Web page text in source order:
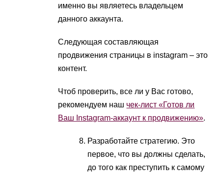
именно вы являетесь владельцем
данного аккаунта.
Следующая составляющая
продвижения страницы в instagram – это
контент.
Чтоб проверить, все ли у Вас готово,
рекомендуем наш чек-лист «Готов ли
Ваш Instagram-аккаунт к продвижению».
Разработайте стратегию. Это
первое, что вы должны сделать,
до того как преступить к самому